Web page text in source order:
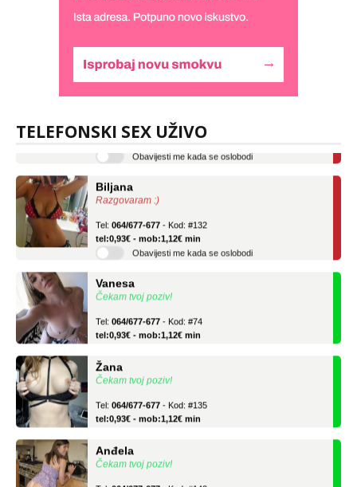
TELEFONSKI SEX UŽIVO
tel:0,93€ - mob:1,12€ min
Razgovaram :)
tel:0,93€ - mob:1,12€ min
Obavijesti me kada se oslobodi
Čekam tvoj poziv!
tel:0,93€ - mob:1,12€ min
Čekam tvoj poziv!
tel:0,93€ - mob:1,12€ min
Čekam tvoj poziv!